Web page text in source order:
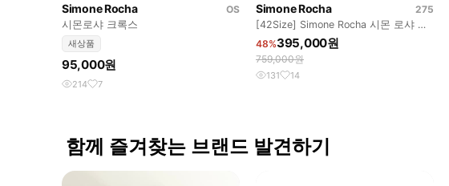
Simone Rocha
OS
시몬로샤 크록스
새상품
95,000원
214 7
Simone Rocha
275
[42Size] Simone Rocha 시몬 로샤 아
일렛 더비 슈즈
48%395,000원
759,000원
131 14
함께 즐겨찾는 브랜드 발견하기